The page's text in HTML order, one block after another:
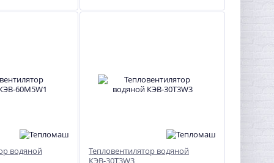
водяной
Тепловентилятор водяной
КЭВ-30T3W3